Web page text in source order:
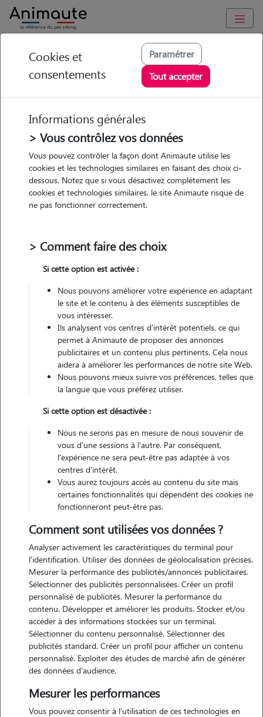
Animaute Auvergne-Rhône-Alpes Loire/Rive-de-Gier
Magali - Petsitter à
RIVE DE GIER
• 45 ans
Garde
chez le Pet Sitter
Véhiculé
Garde réalisée
Contacter
L'envoi d'une demande est sans engagement
Motivation
j'adore les animaux depuis toujours. nous avons liway une croisée
labrador de 11 ans, ivoire un sacré de birmanie de 13 ans et 2 chats
européens de 1 an ainsi que tutti un poisson rouge. je m'occupe
aussi des chats qui errent autour de notre rue.
Expérience
Cookies et
consentements
Paramétrer
Tout accepter
Informations générales
> Vous contrôlez vos données
Vous pouvez contrôler la façon dont Animaute utilise les
cookies et les technologies similaires en faisant des choix ci-
dessous. Notez que si vous désactivez complètement les
cookies et technologies similaires, le site Animaute risque de
ne pas fonctionner correctement.
> Comment faire des choix
Si cette option est activée :
Nous pouvons améliorer votre expérience en adaptant
le site et le contenu à des éléments susceptibles de
vous intéresser.
Ils analysent vos centres d'intérêt potentiels, ce qui
permet à Animaute de proposer des annonces
publicitaires et un contenu plus pertinents. Cela nous
aidera à améliorer les performances de notre site Web.
Nous pouvons mieux suivre vos préférences, telles que
la langue que vous préférez utiliser.
Si cette option est désactivée :
Nous ne serons pas en mesure de nous souvenir de
vous d'une sessions à l'autre. Par conséquent,
l'expérience ne sera peut-être pas adaptée à vos
centres d'intérêt.
Vous aurez toujours accès au contenu du site mais
certaines fonctionnalités qui dépendent des cookies ne
fonctionneront peut-être pas.
Comment sont utilisées vos données ?
Analyser activement les caractéristiques du terminal pour
l'identification. Utiliser des données de géolocalisation précises.
Mesurer la performance des publicités/annonces publicitaires.
Sélectionner des publicités personnalisées. Créer un profil
personnalisé de publicités. Mesurer la performance du
contenu. Développer et améliorer les produits. Stocker et/ou
accéder à des informations stockées sur un terminal.
Sélectionner du contenu personnalisé. Sélectionner des
publicités standard. Créer un profil pour afficher un contenu
personnalisé. Exploiter des études de marché afin de générer
des données d'audience.
Mesurer les performances
Vous pouvez consentir à l'utilisation de ces technologies en